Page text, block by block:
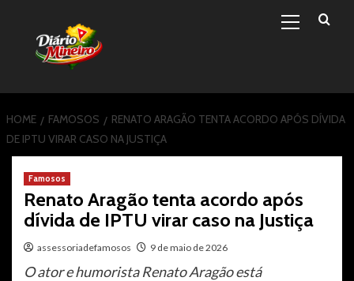
content
Menu
HOME FAMOSOS
RENATO ARAGÃO TENTA ACORDO APÓS DÍVIDA
DE IPTU VIRAR CASO NA JUSTIÇA
Famosos
Renato Aragão tenta acordo após
dívida de IPTU virar caso na Justiça
assessoriadefamosos 9 de maio de 2026
O ator e humorista Renato Aragão está